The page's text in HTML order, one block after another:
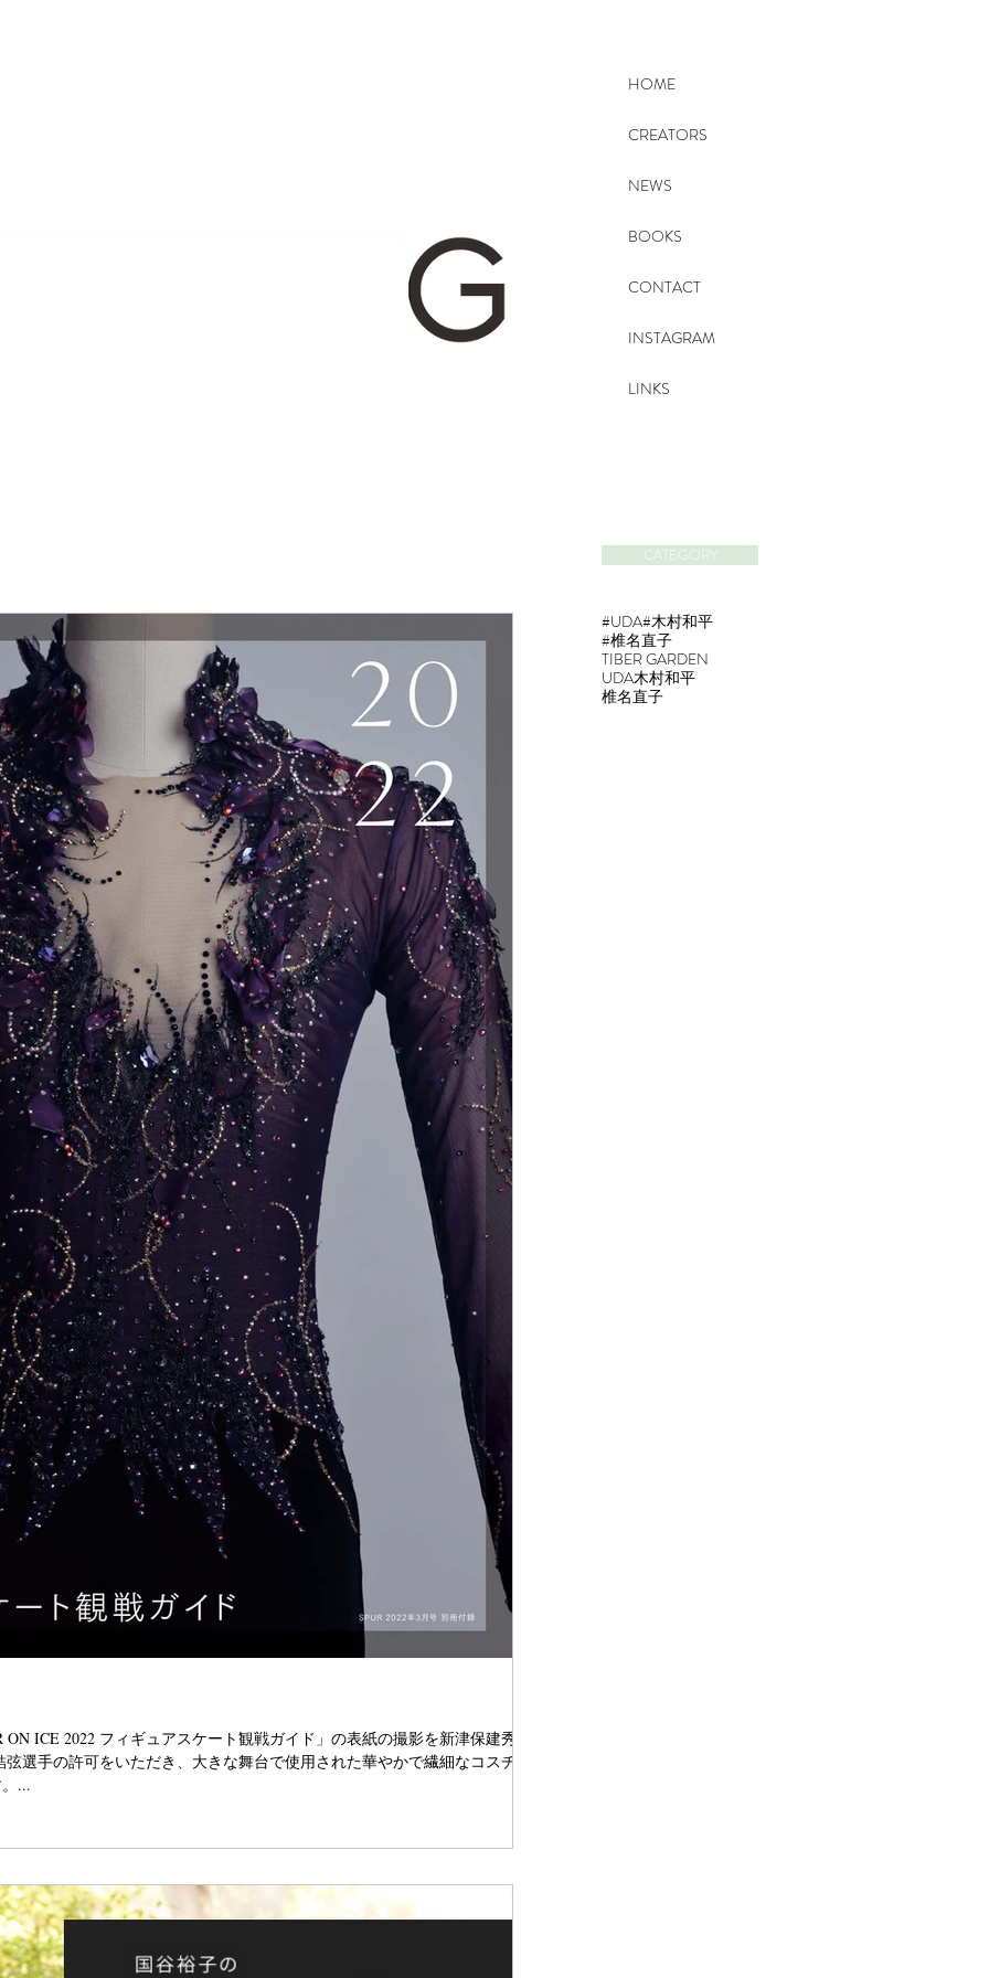
HOME
CREATORS
NEWS
BOOKS
CONTACT
INSTAGRAM
LINKS
ON ICE 2022 フィギュアスケート観戦ガイド」の表紙の撮影を新津保建秀が
選手の許可をいただき、大きな舞台で使用された華やかで繊細なコスチュ
...
CATEGORY
#UDA#木村和平
#椎名直子
TIBER GARDEN
UDA木村和平
椎名直子